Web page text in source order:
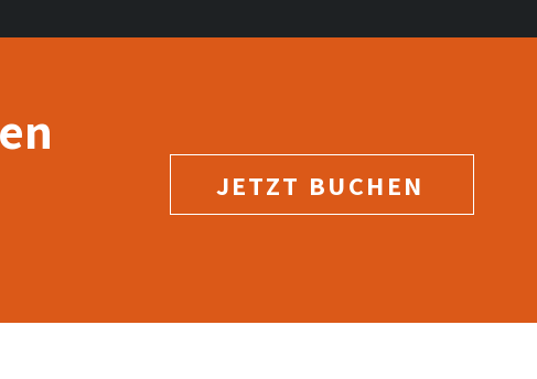
JETZT BUCHEN